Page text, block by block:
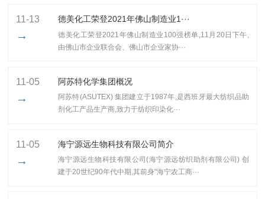
11-13
→
​德美化工荣登2021年佛山制造业1···
​德美化工荣登2021年佛山制造业100强榜单,11月20日下午,
由佛山市企业联合会、佛山市企业家协···
11-05
→
阿苏特化学集团概况
阿苏特(ASUTEX) 集团建立于1987年,是西班牙最大纺织品助
剂化工产品生产商,致力于纺织印染化···
11-05
→
海宁源远生物科技有限公司简介
海宁源远生物科技有限公司(海宁源远纺织助剂有限公司) 创
建于20世纪90年代中期,其前身"海宁农工商···